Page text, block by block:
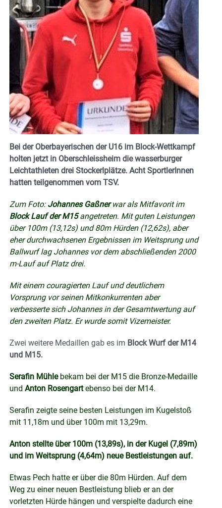
Bei der Oberbayerischen der U16 im Block-Wettkampf
holten jetzt in Oberschleissheim die wasserburger
Leichtathleten drei Stockerlplätze. Acht SportlerInnen
hatten teilgenommen vom TSV.
Zum Foto:Johannes Gaßnerwar als Mitfavorit im
Block Lauf der M15angetreten. Mit guten Leistungen
über 100m (13,12s) und 80m Hürden (12,62s), aber
eher durchwachsenen Ergebnissen im Weitsprung und
Ballwurf lag Johannes vor dem abschließenden 2000
m-Lauf auf Platz drei.
Mit einem couragierten Lauf und deutlichem
Vorsprung vor seinen Mitkonkurrenten aber
verbesserte sich Johannes in der Gesamtwertung auf
den zweiten Platz. Er wurde somit Vizemeister.
Zwei weitere Medaillen gab es im Block Wurf der M14
und M15.
Serafin Mühlebekam bei der M15 die Bronze-Medaille
und Anton Rosengartebenso bei der M14.
Serafin zeigte seine besten Leistungen im Kugelstoß
mit 11,18m und über 100m mit 13,29m.
Anton stellte über 100m (13,89s), in der Kugel (7,89m)
und im Weitsprung (4,64m) neue Bestleistungen auf.
Etwas Pech hatte er über die 80m Hürden. Auf dem
Weg zu einer neuen Bestleistung blieb er an der
vorletzten Hürde hängen und verspielte dadurch eine